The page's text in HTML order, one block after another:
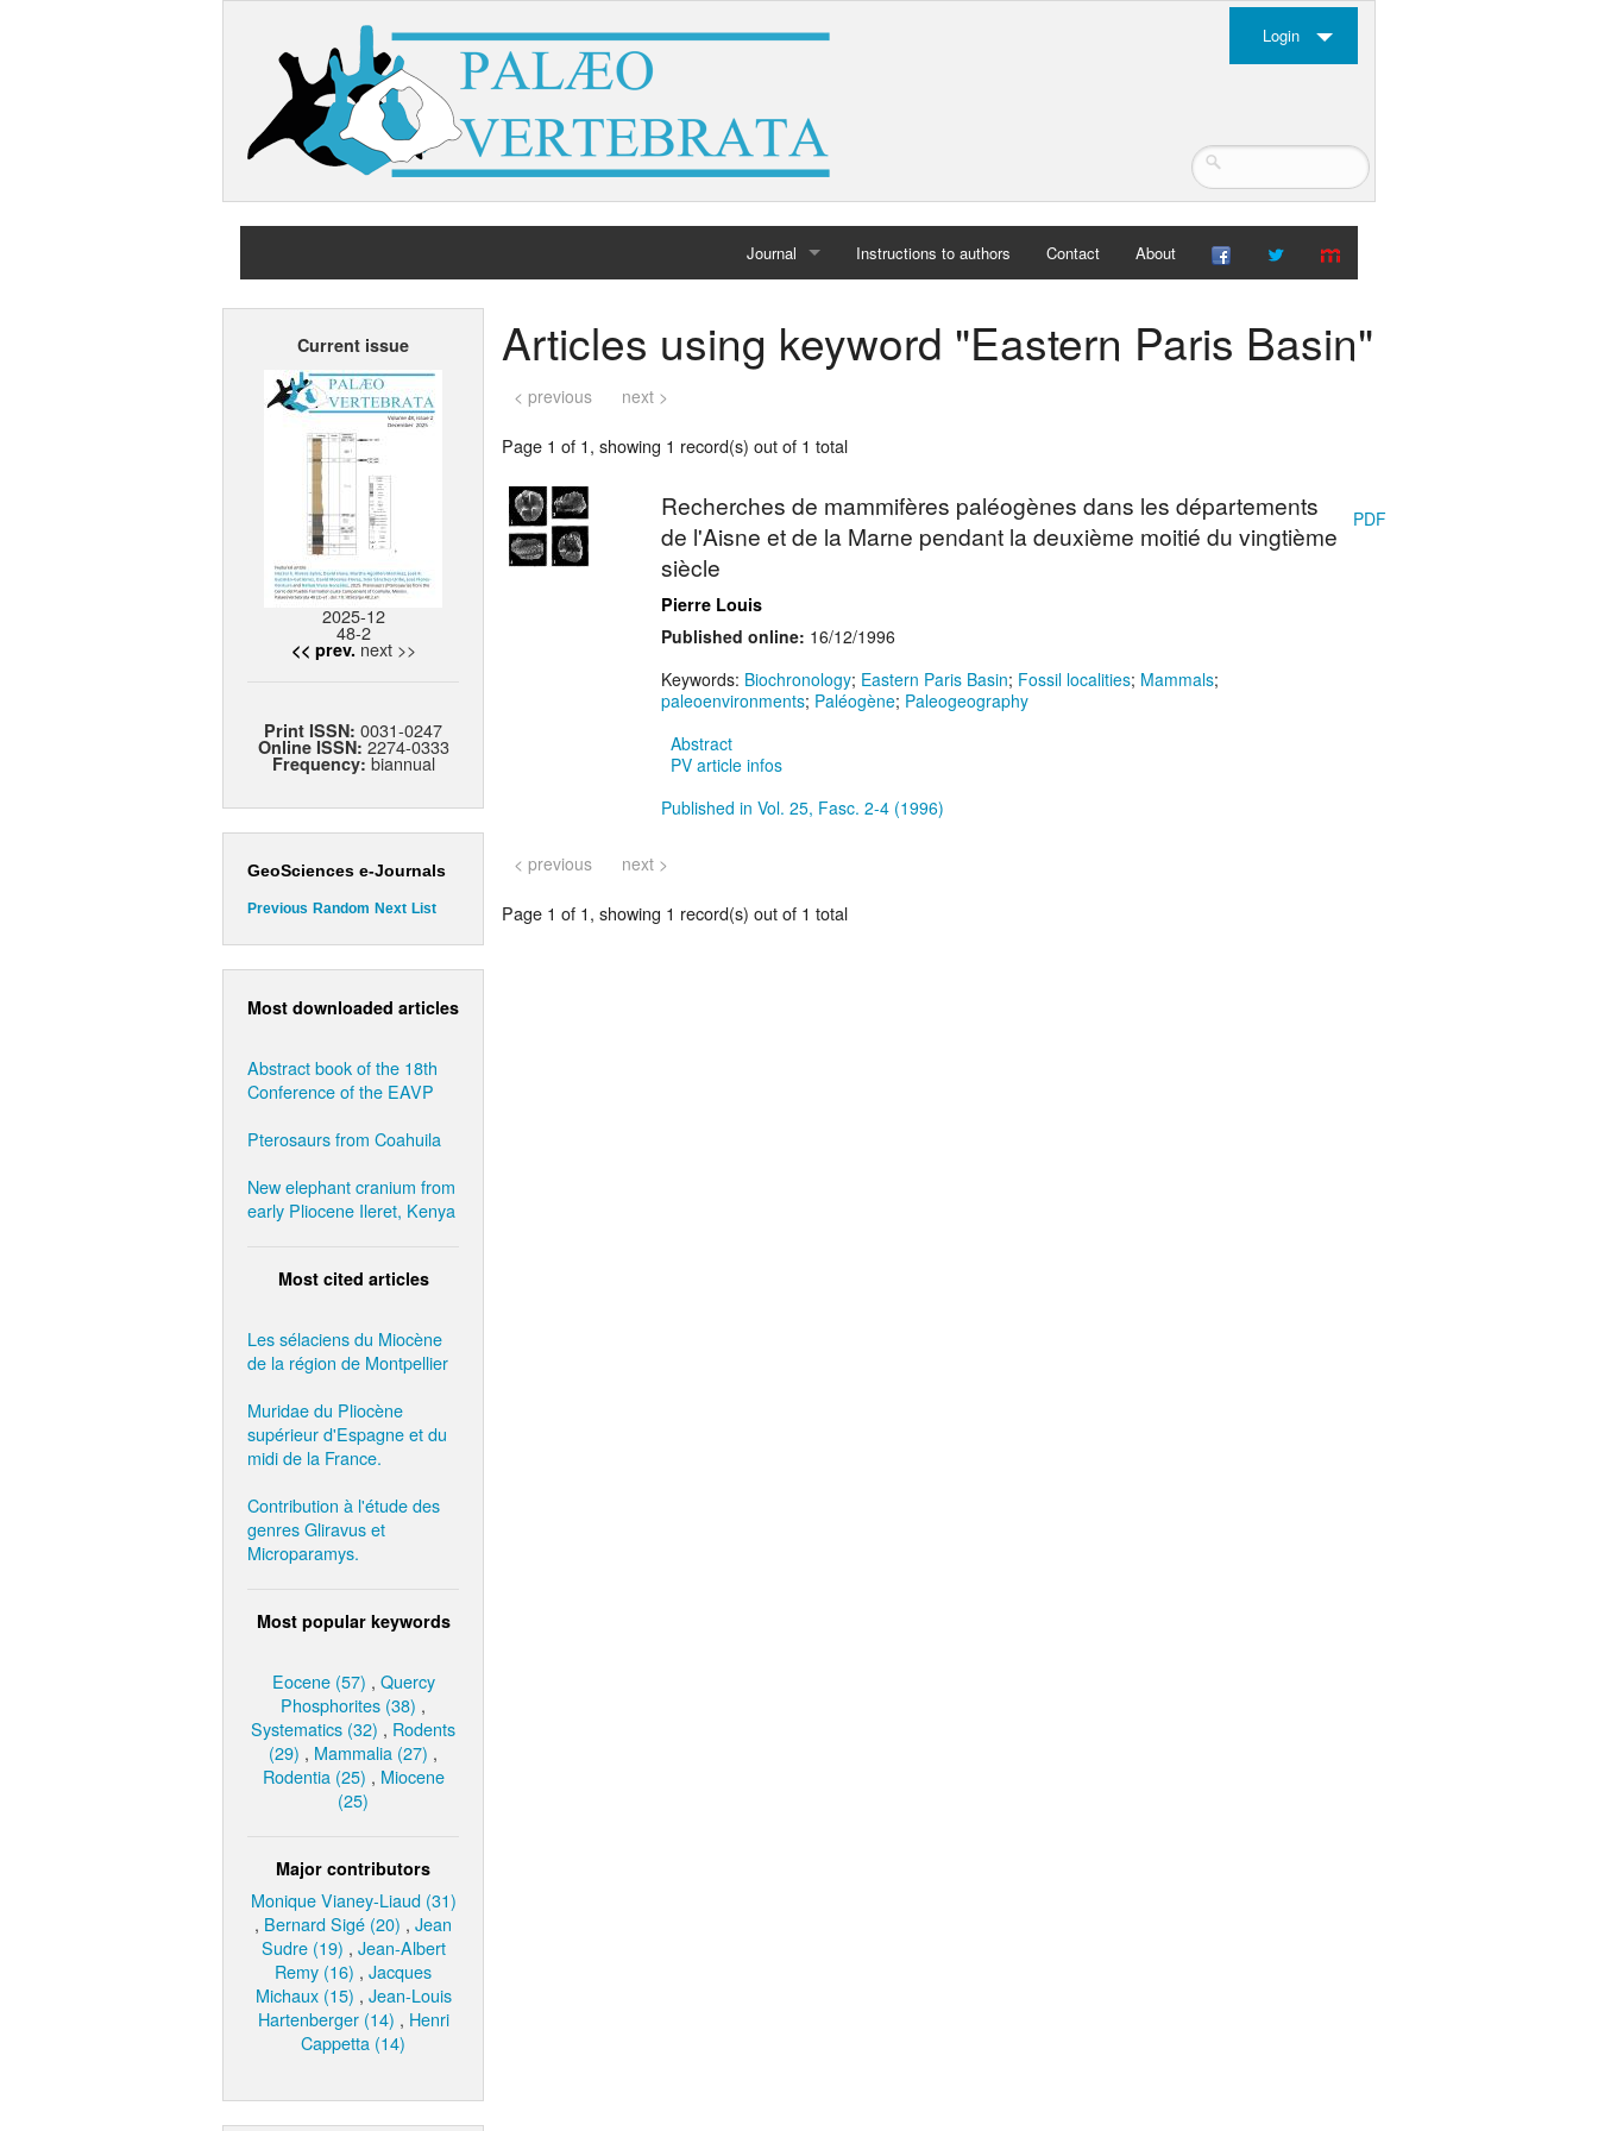
Login
Journal
Archives
Instructions to authors Contact About
Current issue
2025-12
48-2
<< prev. next >>
Print ISSN: 0031-0247
Online ISSN: 2274-0333
Frequency: biannual
GeoSciences e-Journals
Previous Random Next List
Most downloaded articles
Abstract book of the 18th
Conference of the EAVP
Pterosaurs from Coahuila
New elephant cranium from
early Pliocene Ileret, Kenya
Most cited articles
Les sélaciens du Miocène
de la région de Montpellier
Muridae du Pliocène
supérieur d'Espagne et du
midi de la France.
Contribution à l'étude des
genres Gliravus et
Microparamys.
Most popular keywords
Eocene (57) , Quercy
Phosphorites (38) ,
Systematics (32) , Rodents
(29) , Mammalia (27) ,
Rodentia (25) , Miocene
(25)
Major contributors
Monique Vianey-Liaud (31)
, Bernard Sigé (20) , Jean
Sudre (19) , Jean-Albert
Remy (16) , Jacques
Michaux (15) , Jean-Louis
Hartenberger (14) , Henri
Cappetta (14)
Articles using keyword "Eastern Paris Basin"
< previous next >
Page 1 of 1, showing 1 record(s) out of 1 total
Recherches de mammifères paléogènes dans les départements
de l'Aisne et de la Marne pendant la deuxième moitié du vingtième
siècle
Pierre Louis
Published online: 16/12/1996
Keywords: Biochronology; Eastern Paris Basin; Fossil localities; Mammals;
paleoenvironments; Paléogène; Paleogeography
Abstract
PV article infos
Published in Vol. 25, Fasc. 2-4 (1996)
PDF
< previous next >
Page 1 of 1, showing 1 record(s) out of 1 total